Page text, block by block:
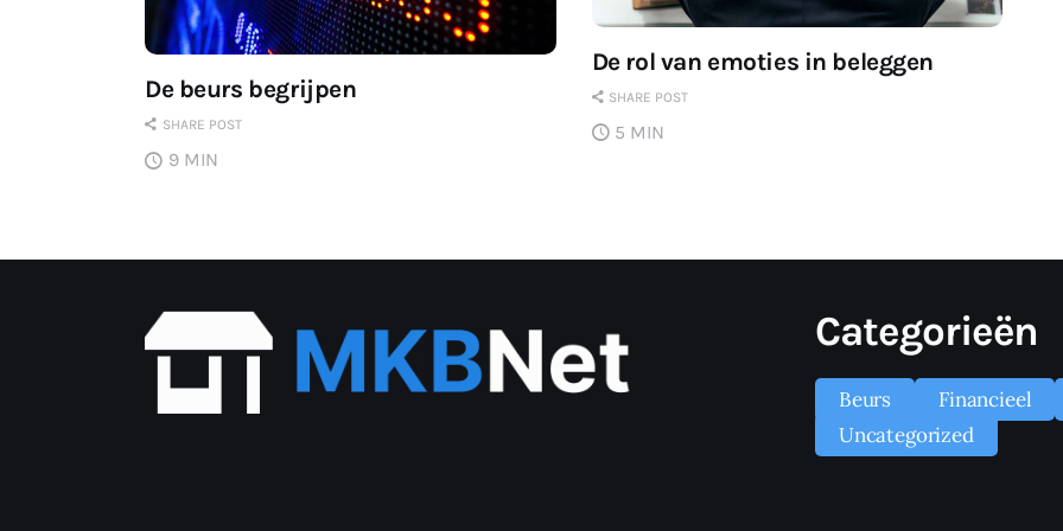
De rol van emoties in beleggen
SHARE POST
5 MIN
De beurs begrijpen
SHARE POST
9 MIN
Categorieën
Beurs Financieel
Uncategorized